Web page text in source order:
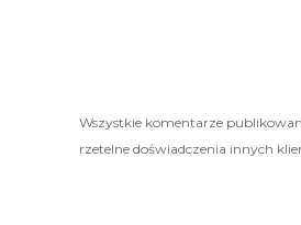
Wszystkie komentarze
rzetelne doświadczenia innych